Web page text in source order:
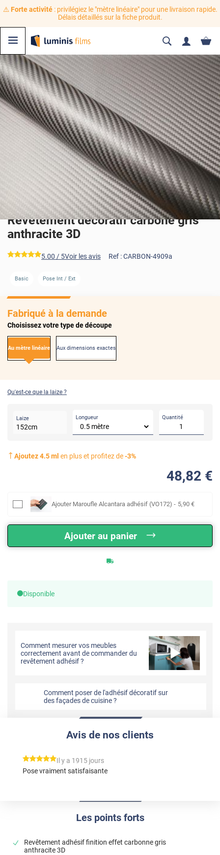
⚠️ Forte activité: privilégiez le "mètre linéaire" pour une livraison rapide.
Délais détaillés sur la fiche produit.
Revêtement décoratif carbone gris
anthracite 3D
*****
5.00 / 5Voir les avis Ref :CARBON-4909a
Basic Pose Int / Ext
Fabriqué à la demande
Choisissez votre type de découpe
Au mètre linéaire Aux dimensions exactes
Qu'est-ce que la laize ?
Laize
152cm
Longueur Quantité
Ajoutez4.5ml en plus et profitez de-3%
48,82 €
Ajouter Maroufle Alcantara adhésif (VO172) - 5,90 €
Ajouter au panier
Disponible
Comment mesurer vos meubles
correctement avant de commander du
revêtement adhésif ?
Comment poser de l'adhésif décoratif sur
des façades de cuisine ?
Les points forts
Revêtement adhésif finition effet carbonne gris
anthracite 3D
Avis de nos clients
*****
Il y a 1915 jours
Pose vraiment satisfaisante